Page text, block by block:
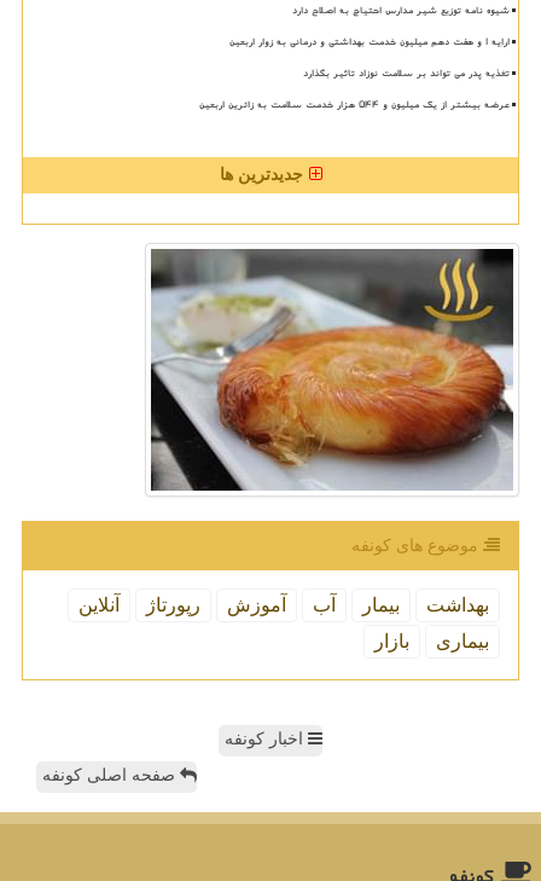
شیوه نامه توزیع شیر مدارس احتیاج به اصلاح دارد
ارایه ۱ و هفت دهم میلیون خدمت بهداشتی و درمانی به زوار اربعین
تغذیه پدر می تواند بر سلامت نوزاد تاثیر بگذارد
عرضه بیشتر از یک میلیون و ۵۴۴ هزار خدمت سلامت به زائرین اربعین
جدیدترین ها
موضوع های كونفه
بهداشت بیمار آب آموزش رپورتاژ
آنلاین
بیماری
بازار
اخبار کونفه
صفحه اصلی کونفه